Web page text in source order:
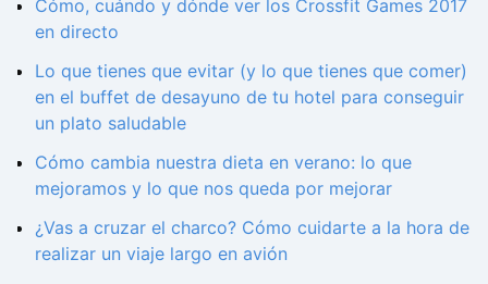
Cómo, cuándo y dónde ver los Crossfit Games 2017
en directo
Lo que tienes que evitar (y lo que tienes que comer)
en el buffet de desayuno de tu hotel para conseguir
un plato saludable
Cómo cambia nuestra dieta en verano: lo que
mejoramos y lo que nos queda por mejorar
¿Vas a cruzar el charco? Cómo cuidarte a la hora de
realizar un viaje largo en avión